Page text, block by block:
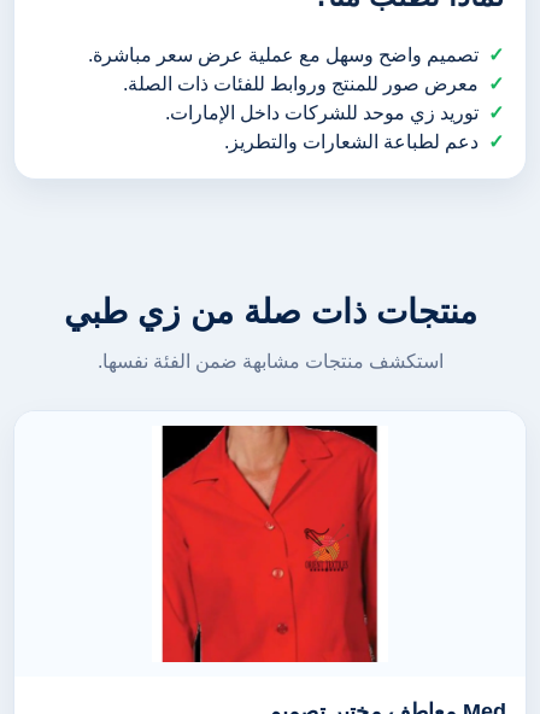
تصميم واضح وسهل مع عملية عرض سعر مباشرة.
معرض صور للمنتج وروابط للفئات ذات الصلة.
توريد زي موحد للشركات داخل الإمارات.
دعم لطباعة الشعارات والتطريز.
منتجات ذات صلة من زي طبي
استكشف منتجات مشابهة ضمن الفئة نفسها.